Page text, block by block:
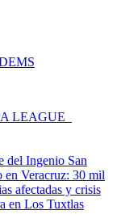
LEAGUE
del Ingenio San
en Veracruz: 30 mil
afectadas y crisis
en Los Tuxtlas